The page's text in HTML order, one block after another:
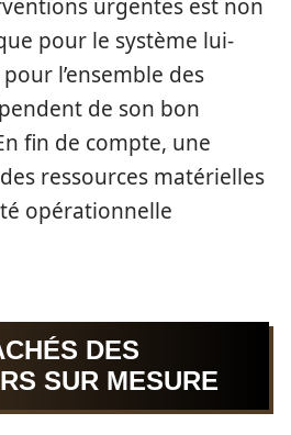
urgentes est non
pour le système lui-
l’ensemble des
de son bon
fin de compte, une
ressources matérielles
opérationnelle
DES
SUR MESURE